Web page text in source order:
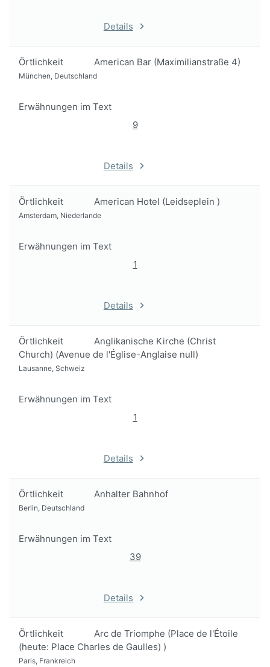
Details
Örtlichkeit American Bar (Maximilianstraße 4)
München, Deutschland
Erwähnungen im Text
9
Details
Örtlichkeit American Hotel (Leidseplein )
Amsterdam, Niederlande
Erwähnungen im Text
1
Details
Örtlichkeit
Anglikanische Kirche (Christ
Church) (Avenue de l'Église-Anglaise null)
Lausanne, Schweiz
Erwähnungen im Text
1
Details
Örtlichkeit Anhalter Bahnhof
Berlin, Deutschland
Erwähnungen im Text
39
Details
Örtlichkeit
Arc de Triomphe (Place de l'Étoile
(heute: Place Charles de Gaulles) )
Paris, Frankreich